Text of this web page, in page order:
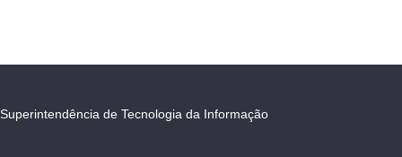
Superintendência de Tecnologia da Informação